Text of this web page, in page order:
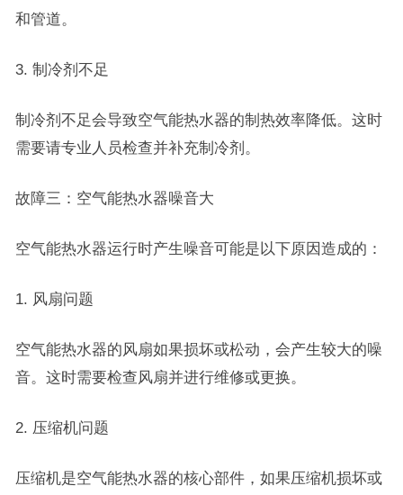
和管道。
3. 制冷剂不足
制冷剂不足会导致空气能热水器的制热效率降低。这时
需要请专业人员检查并补充制冷剂。
故障三：空气能热水器噪音大
空气能热水器运行时产生噪音可能是以下原因造成的：
1. 风扇问题
空气能热水器的风扇如果损坏或松动，会产生较大的噪
音。这时需要检查风扇并进行维修或更换。
2. 压缩机问题
压缩机是空气能热水器的核心部件，如果压缩机损坏或